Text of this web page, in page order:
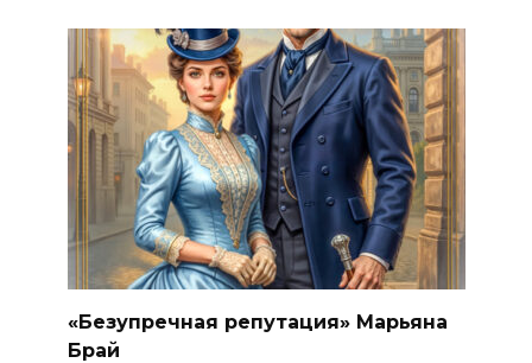
«Безупречная репутация» Марьяна
Брай